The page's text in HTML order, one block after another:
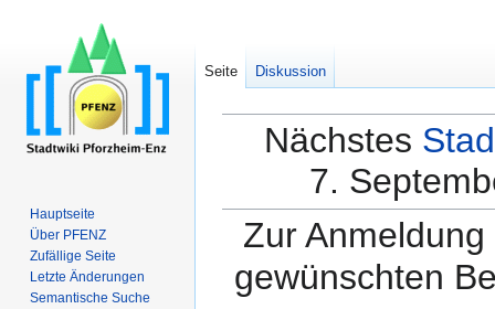
Nächstes
7.
Zur
gewünschten
Seite Diskussion
Hauptseite
Über PFENZ
Zufällige Seite
Letzte Änderungen
Semantische Suche